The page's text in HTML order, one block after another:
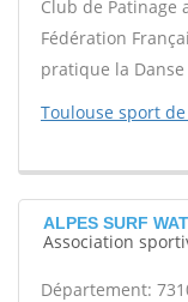
Club de Patinage
Fédération
pratique la
Toulouse sport
ALPES SURF
Association
Département: